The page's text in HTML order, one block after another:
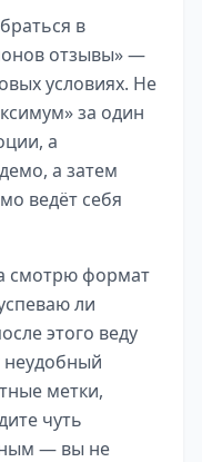
в
отзывы» —
условиях. Не
за один
а
а затем
ведёт себя
смотрю формат
ли
этого веду
неудобный
метки,
чуть
— вы не